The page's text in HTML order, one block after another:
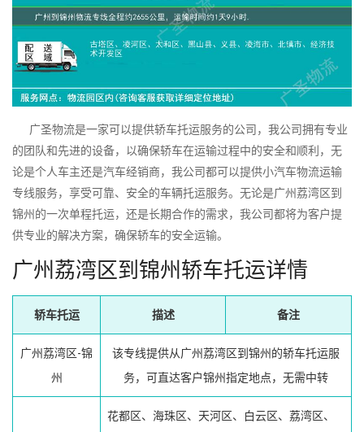
广圣物流是一家可以提供轿车托运服务的公司，我公司拥有专业
的团队和先进的设备，以确保轿车在运输过程中的安全和顺利，无
论是个人车主还是汽车经销商，我公司都可以提供小汽车物流运输
专线服务，享受可靠、安全的车辆托运服务。无论是广州荔湾区到
锦州的一次单程托运，还是长期合作的需求，我公司都将为客户提
供专业的解决方案，确保轿车的安全运输。
广州荔湾区到锦州轿车托运详情
轿车托运 描述 备注
广州荔湾区-锦
州
该专线提供从广州荔湾区到锦州的轿车托运服
务，可直达客户锦州指定地点，无需中转
花都区、海珠区、天河区、白云区、荔湾区、